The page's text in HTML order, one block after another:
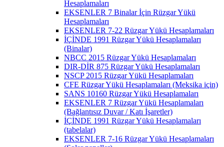
Hesaplamaları
EKSENLER 7 Binalar İçin Rüzgar Yükü
Hesaplamaları
EKSENLER 7-22 Rüzgar Yükü Hesaplamaları
İÇİNDE 1991 Rüzgar Yükü Hesaplamaları
(Binalar)
NBCC 2015 Rüzgar Yükü Hesaplamaları
DIR-DİR 875 Rüzgar Yükü Hesaplamaları
NSCP 2015 Rüzgar Yükü Hesaplamaları
CFE Rüzgar Yükü Hesaplamaları (Meksika için)
SANS 10160 Rüzgar Yükü Hesaplamaları
EKSENLER 7 Rüzgar Yükü Hesaplamaları
(Bağlantısız Duvar / Katı İşaretler)
İÇİNDE 1991 Rüzgar Yükü Hesaplamaları
(tabelalar)
EKSENLER 7-16 Rüzgar Yükü Hesaplamaları